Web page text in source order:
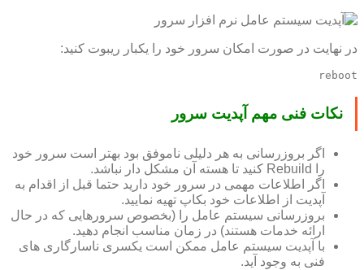
در نهایت در صورت امکان سرور خود را یکبار ریبوت کنید:
reboot
نکات فنی مهم آپدیت سرور
اگر بروزرسانی به هر دلیلی ناموفق بود بهتر است سرور خود
را Rebuild کنید تا هسته آن مشکل دار نباشد.
اگر اطلاعات مهمی در سرور خود دارید حتما قبل از اقدام به
آپدیت از اطلاعات خود بکاپ تهیه نمایید.
بروزرسانی سیستم عامل را (بخصوص سرورهایی که در حال
ارائه خدمات هستند) در زمان مناسب انجام دهید.
با آپدیت سیستم عامل ممکن است یکسری ناسارگاری های
فنی به وجود آید.